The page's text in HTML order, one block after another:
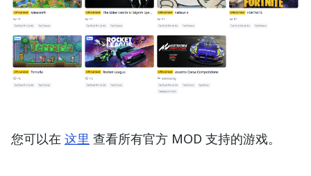
您可以在 这里 查看所有官方 MOD 支持的游戏。